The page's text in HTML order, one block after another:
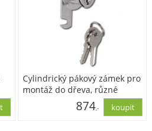
Cylindrický pákový zámek pro
montáž do dřeva, různé
blokování, mosaz poniklovaná
874,-